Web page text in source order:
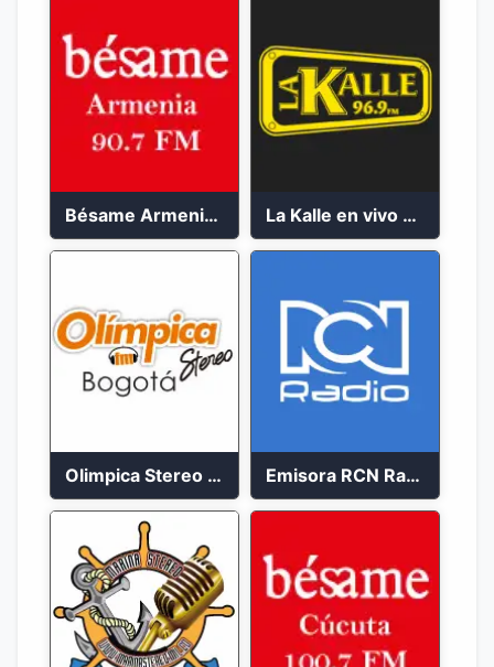
Bésame Armenia en vivo 2023 La Kalle en vivo 2023
Olimpica Stereo Bogotá 105.9 FM Vibrante Emisora RCN Radio 93.9 FM Bogotá